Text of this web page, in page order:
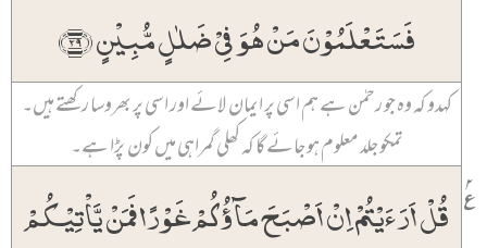
فَسَتَعۡلَمُوۡنَ مَنۡ ہُوَ فِیۡ ضَلٰلٍ مُّبِیۡنٍ ﴿۲۹﴾
کہدو کہ وہ جو رحمٰن ہے ہم اسی پر ایمان لائے اور اسی پر بھروسا رکھتے ہیں۔
تمکو جلد معلوم ہو جائے گا کہ کھلی گمراہی میں کون پڑا ہے۔
قُلۡ اَرَءَیۡتُمۡ اِنۡ اَصۡبَحَ مَآؤُکُمۡ غَوۡرًا فَمَنۡ یَّاۡتِیۡکُمۡ ۲